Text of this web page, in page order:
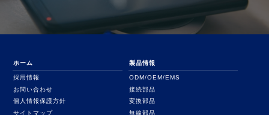
ホーム
採用情報
お問い合わせ
個人情報保護方針
サイトマップ
製品情報
ODM/OEM/EMS
接続部品
変換部品
無線部品